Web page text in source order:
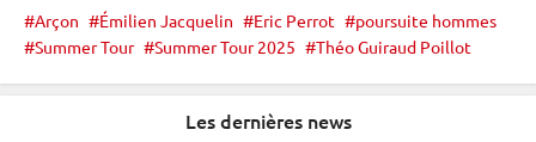
Arçon Émilien Jacquelin Eric Perrot
poursuite hommes
Summer Tour
Summer Tour 2025 Théo Guiraud Poillot
Les dernières news